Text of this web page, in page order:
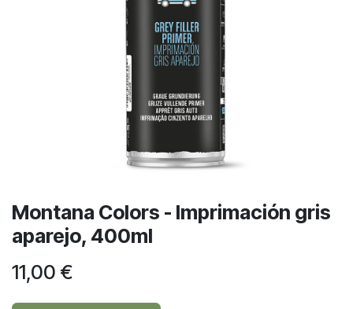
Montana Colors - Imprimación gris
aparejo, 400ml
11,00 €